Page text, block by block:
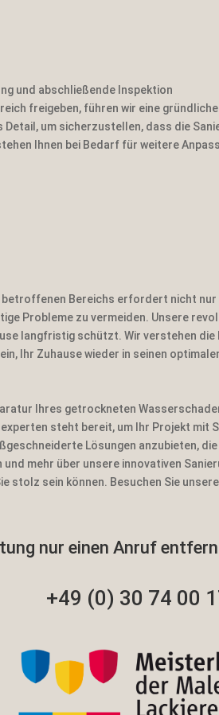
und abschließende Inspektion
freigeben, führen wir eine
Detail, um sicherzustellen, dass die
Ihnen bei Bedarf für weitere
Bereichs erfordert nicht
Probleme zu vermeiden. Unsere
langfristig schützt. Wir verstehen
Ihr Zuhause wieder in seinen
Ihres getrockneten
steht bereit, um Ihr Projekt
Lösungen anzubieten,
mehr über unsere innovativen
stolz sein können. Besuchen Sie
nur einen Anruf
+49 (0) 30 74 00
https://
er.Bodden
https://twitter.com